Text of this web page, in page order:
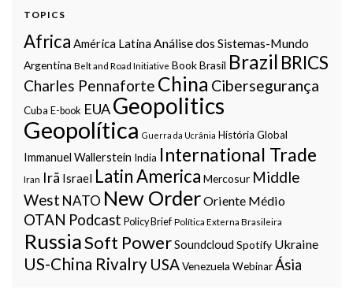
TOPICS
Africa América LatinaAnálise dos Sistemas-Mundo
Argentina Belt and Road Initiative BookBrasil Brazil BRICS
Charles Pennaforte China Cibersegurança
Cuba E-book EUAGeopolitics
Geopolítica Guerra da Ucrânia História Global
Immanuel Wallerstein India International Trade
Iran Irã Israel Latin America Mercosur Middle
West NATO New OrderOriente Médio
OTAN Podcast Policy Brief Política Externa Brasileira
RussiaSoft PowerSoundcloud Spotify Ukraine
US-China Rivalry USAVenezuela WebinarÁsia